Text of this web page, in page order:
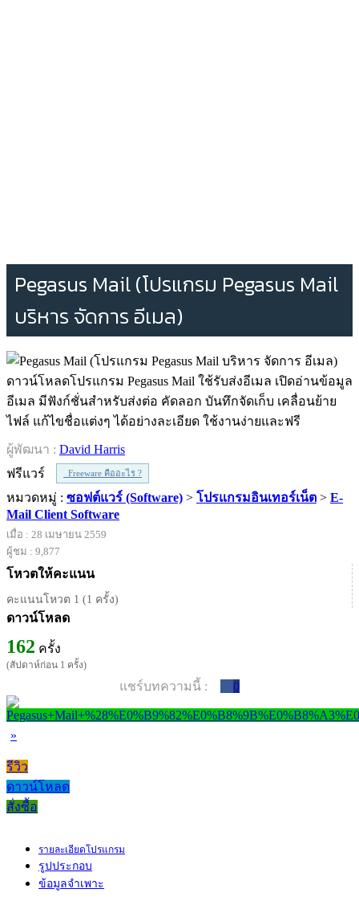
Pegasus Mail (โปรแกรม Pegasus Mail
บริหาร จัดการ อีเมล)
ดาวน์โหลดโปรแกรม Pegasus Mail ใช้รับส่งอีเมล เปิดอ่านข้อมูล
อีเมล มีฟังก์ชั่นสำหรับส่งต่อ คัดลอก บันทึกจัดเก็บ เคลื่อนย้าย
ไฟล์ แก้ไขชื่อแต่งๆ ได้อย่างละเอียด ใช้งานง่ายและฟรี
ผู้พัฒนา : David Harris
ฟรีแวร์
Freeware คืออะไร ?
หมวดหมู่ : ซอฟต์แวร์ (Software) > โปรแกรมอินเทอร์เน็ต > E-
Mail Client Software
เมื่อ : 28 เมษายน 2559
ผู้ชม : 9,877
โหวตให้คะแนน
คะแนนโหวต 1 (1 ครั้ง)
ดาวน์โหลด
162 ครั้ง
(สัปดาห์ก่อน 1 ครั้ง)
แชร์บทความนี้ : 0
»
รีวิว
ดาวน์โหลด
สั่งซื้อ
รายละเอียดโปรแกรม
รูปประกอบ
ข้อมูลจำเพาะ